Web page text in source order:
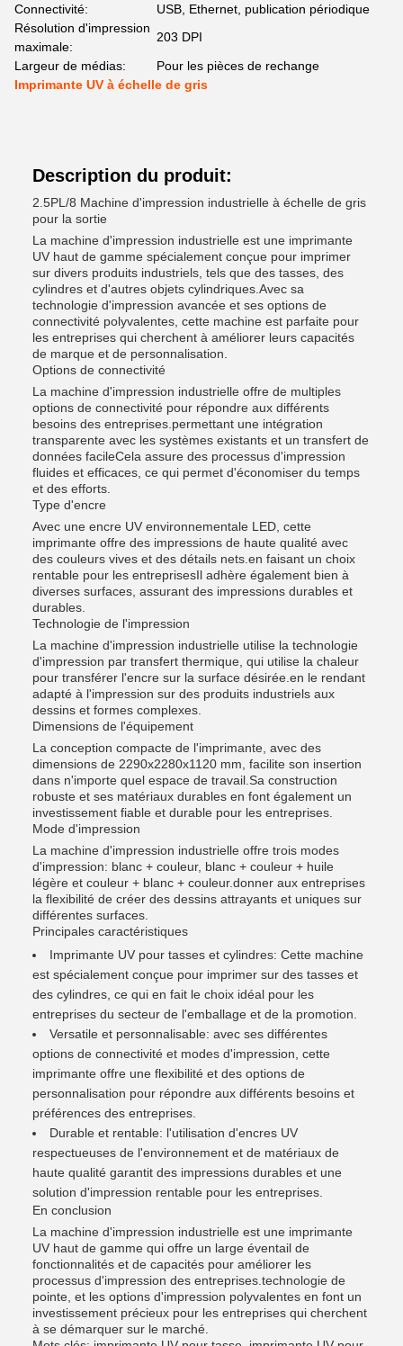
Connectivité:
USB, Ethernet, publication périodique
Résolution d'impression
maximale:
203 DPI
Largeur de médias:
Pour les pièces de rechange
Imprimante UV à échelle de gris
Description du produit:
2.5PL/8 Machine d'impression industrielle à échelle de gris
pour la sortie
La machine d'impression industrielle est une imprimante
UV haut de gamme spécialement conçue pour imprimer
sur divers produits industriels, tels que des tasses, des
cylindres et d'autres objets cylindriques.Avec sa
technologie d'impression avancée et ses options de
connectivité polyvalentes, cette machine est parfaite pour
les entreprises qui cherchent à améliorer leurs capacités
de marque et de personnalisation.
Options de connectivité
La machine d'impression industrielle offre de multiples
options de connectivité pour répondre aux différents
besoins des entreprises.permettant une intégration
transparente avec les systèmes existants et un transfert de
données facileCela assure des processus d'impression
fluides et efficaces, ce qui permet d'économiser du temps
et des efforts.
Type d'encre
Avec une encre UV environnementale LED, cette
imprimante offre des impressions de haute qualité avec
des couleurs vives et des détails nets.en faisant un choix
rentable pour les entreprisesIl adhère également bien à
diverses surfaces, assurant des impressions durables et
durables.
Technologie de l'impression
La machine d'impression industrielle utilise la technologie
d'impression par transfert thermique, qui utilise la chaleur
pour transférer l'encre sur la surface désirée.en le rendant
adapté à l'impression sur des produits industriels aux
dessins et formes complexes.
Dimensions de l'équipement
La conception compacte de l'imprimante, avec des
dimensions de 2290x2280x1120 mm, facilite son insertion
dans n'importe quel espace de travail.Sa construction
robuste et ses matériaux durables en font également un
investissement fiable et durable pour les entreprises.
Mode d'impression
La machine d'impression industrielle offre trois modes
d'impression: blanc + couleur, blanc + couleur + huile
légère et couleur + blanc + couleur.donner aux entreprises
la flexibilité de créer des dessins attrayants et uniques sur
différentes surfaces.
Principales caractéristiques
Imprimante UV pour tasses et cylindres: Cette machine
est spécialement conçue pour imprimer sur des tasses et
des cylindres, ce qui en fait le choix idéal pour les
entreprises du secteur de l'emballage et de la promotion.
Versatile et personnalisable: avec ses différentes
options de connectivité et modes d'impression, cette
imprimante offre une flexibilité et des options de
personnalisation pour répondre aux différents besoins et
préférences des entreprises.
Durable et rentable: l'utilisation d'encres UV
respectueuses de l'environnement et de matériaux de
haute qualité garantit des impressions durables et une
solution d'impression rentable pour les entreprises.
En conclusion
La machine d'impression industrielle est une imprimante
UV haut de gamme qui offre un large éventail de
fonctionnalités et de capacités pour améliorer les
processus d'impression des entreprises.technologie de
pointe, et les options d'impression polyvalentes en font un
investissement précieux pour les entreprises qui cherchent
à se démarquer sur le marché.